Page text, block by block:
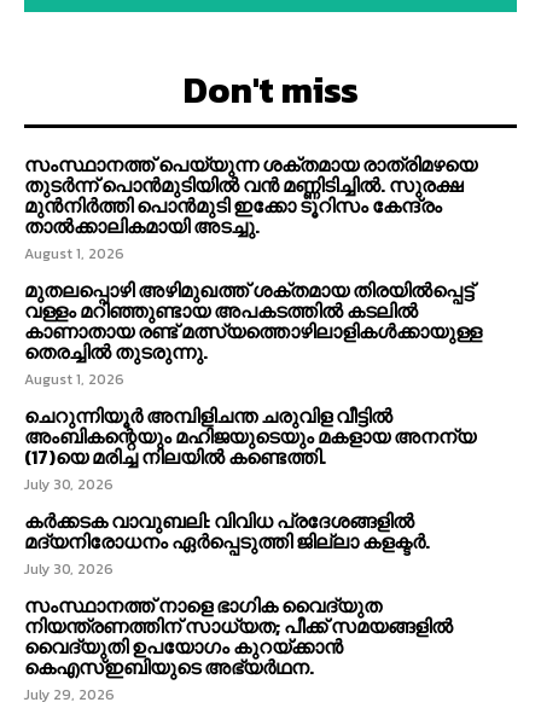
Don't miss
സംസ്ഥാനത്ത് പെയ്യുന്ന ശക്തമായ രാത്രിമഴയെ
തുടർന്ന് പൊൻമുടിയില്‍ വൻ മണ്ണിടിച്ചില്‍. സുരക്ഷ
മുൻനിർത്തി പൊൻമുടി ഇക്കോ ടൂറിസം കേന്ദ്രം
താല്‍ക്കാലികമായി അടച്ചു.
August 1, 2026
മുതലപ്പൊഴി അഴിമുഖത്ത് ശക്തമായ തിരയിൽപ്പെട്ട്
വള്ളം മറിഞ്ഞുണ്ടായ അപകടത്തിൽ കടലിൽ
കാണാതായ രണ്ട് മത്സ്യത്തൊഴിലാളികൾക്കായുള്ള
തെരച്ചിൽ തുടരുന്നു.
August 1, 2026
ചെറുന്നിയൂർ അമ്പിളിചന്ത ചരുവിള വീട്ടിൽ
അംബികന്റെയും മഹിജയുടെയും മകളായ അനന്യ
(17)യെ മരിച്ച നിലയിൽ കണ്ടെത്തി.
July 30, 2026
കര്‍ക്കടക വാവുബലി: വിവിധ പ്രദേശങ്ങളില്‍
മദ്യനിരോധനം ഏര്‍പ്പെടുത്തി ജില്ലാ കളക്ടര്‍.
July 30, 2026
സംസ്ഥാനത്ത് നാളെ ഭാഗിക വൈദ്യുത
നിയന്ത്രണത്തിന് സാധ്യത; പീക്ക് സമയങ്ങളില്‍
വൈദ്യുതി ഉപയോഗം കുറയ്ക്കാൻ
കെഎസ്‌ഇബിയുടെ അഭ്യര്‍ഥന.
July 29, 2026